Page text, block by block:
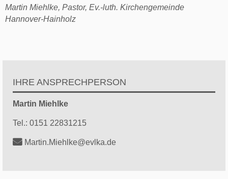
Martin Miehlke, Pastor, Ev.-luth. Kirchengemeinde
Hannover-Hainholz
IHRE ANSPRECHPERSON
Martin Miehlke
Tel.: 0151 22831215
Martin.Miehlke@evlka.de